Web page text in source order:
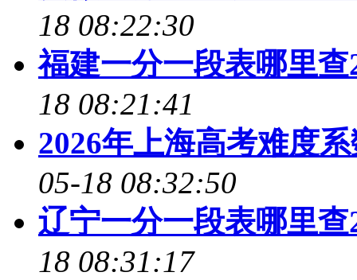
18 08:22:30
福建一分一段表哪里
18 08:21:41
2026年上海高考难度
05-18 08:32:50
辽宁一分一段表哪里
18 08:31:17